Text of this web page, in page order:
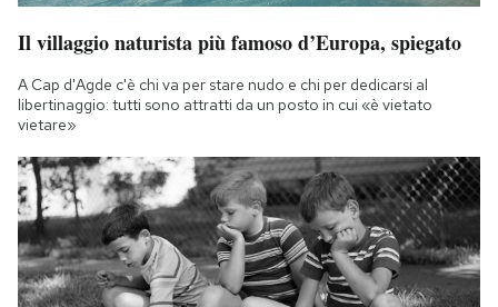
Il villaggio naturista più famoso d’Europa, spiegato
A Cap d'Agde c'è chi va per stare nudo e chi per dedicarsi al
libertinaggio: tutti sono attratti da un posto in cui «è vietato
vietare»